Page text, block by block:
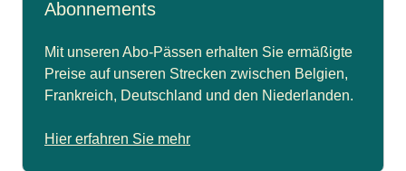
Abonnements
Mit unseren Abo-Pässen erhalten Sie ermäßigte
Preise auf unseren Strecken zwischen Belgien,
Frankreich, Deutschland und den Niederlanden.
Hier erfahren Sie mehr